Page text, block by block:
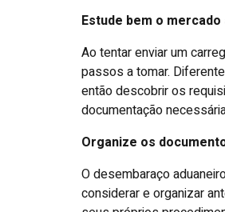
Estude bem o mercado
Ao tentar enviar um
passos a tomar.
então descobrir os
documentação
Organize os
O desembaraço
considerar e organizar